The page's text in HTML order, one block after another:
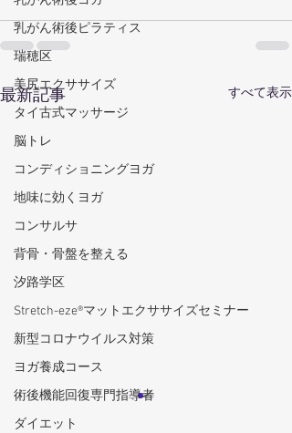
乳がん術後ピラティス
瑞穂区
美尻エクササイズ
タイ古式マッサージ
脳トレ
コンディショニングヨガ
地味に効くヨガ
コンサルサ
背骨・骨盤を整える
汐路学区
Stretch-eze®マットエクササイズセミナー
新型コロナウイルス対策
ヨガ養成コース
術後機能回復専門指導者
ダイエット
最新記事 すべて表示